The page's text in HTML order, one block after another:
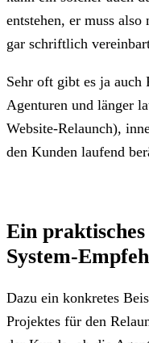
entstehen, er muss
gar schriftlich
Sehr oft gibt es ja auch
Agenturen und länger
Website-Relaunch),
den Kunden laufend
Ein
System-
Dazu ein konkretes
Projektes für den